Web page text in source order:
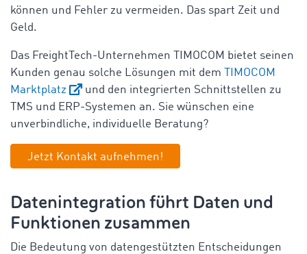
können und Fehler zu vermeiden. Das spart Zeit und
Geld.
Das FreightTech-Unternehmen TIMOCOM bietet seinen
Kunden genau solche Lösungen mit dem
TIMOCOM
Marktplatz
und den integrierten Schnittstellen zu
TMS und ERP-Systemen an. Sie wünschen eine
unverbindliche, individuelle Beratung?
Jetzt Kontakt aufnehmen!
Datenintegration führt Daten und
Funktionen zusammen
Die Bedeutung von datengestützten Entscheidungen